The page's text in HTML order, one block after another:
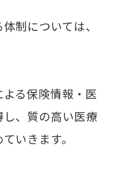
制については、
る保険情報・医
、質の高い医療
いきます。